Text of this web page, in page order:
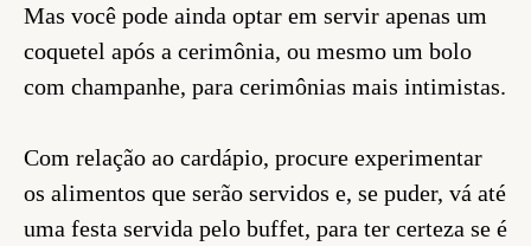
Mas você pode ainda optar em servir apenas um
coquetel após a cerimônia, ou mesmo um bolo
com champanhe, para cerimônias mais intimistas.
Com relação ao cardápio, procure experimentar
os alimentos que serão servidos e, se puder, vá até
uma festa servida pelo buffet, para ter certeza se é